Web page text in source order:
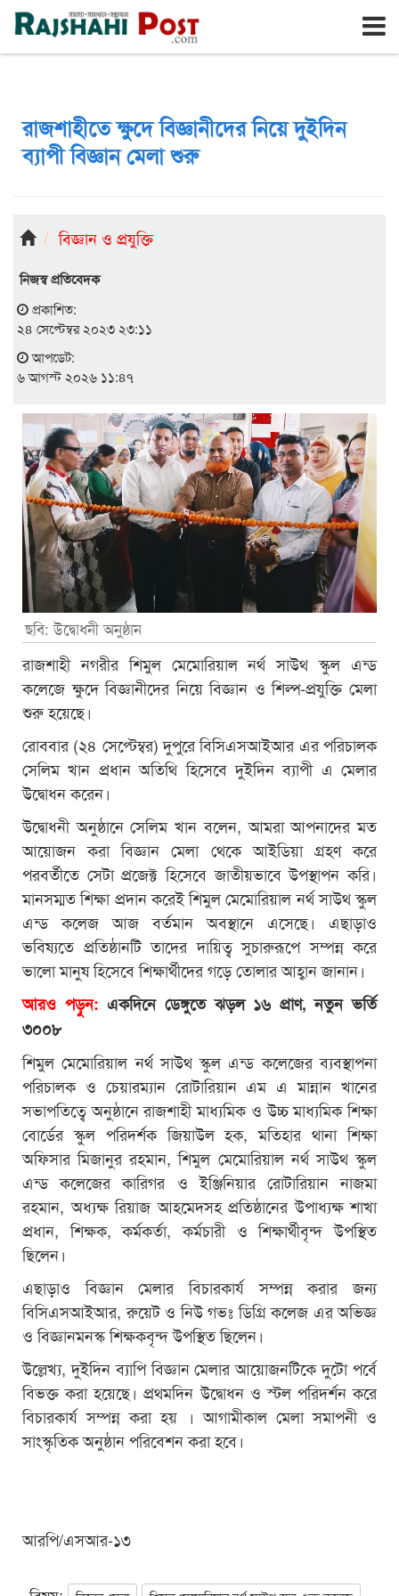
রাজশাহী বৃহঃস্পতিবার, ৬ই আগস্ট ২০২৬, ২৩শে শ্রাবণ ১৪৩৩
রাজশাহীতে ক্ষুদে বিজ্ঞানীদের নিয়ে দুইদিন
ব্যাপী বিজ্ঞান মেলা শুরু
বিজ্ঞান ও প্রযুক্তি
নিজস্ব প্রতিবেদক
প্রকাশিত:
২৪ সেপ্টেম্বর ২০২৩ ২৩:১১
আপডেট:
৬ আগস্ট ২০২৬ ১১:৪৭
ছবি: উদ্বোধনী অনুষ্ঠান
রাজশাহী নগরীর শিমুল মেমোরিয়াল নর্থ সাউথ স্কুল এন্ড
কলেজে ক্ষুদে বিজ্ঞানীদের নিয়ে বিজ্ঞান ও শিল্প-প্রযুক্তি মেলা
শুরু হয়েছে।
রোববার (২৪ সেপ্টেম্বর) দুপুরে বিসিএসআইআর এর পরিচালক
সেলিম খান প্রধান অতিথি হিসেবে দুইদিন ব্যাপী এ মেলার
উদ্বোধন করেন।
উদ্বোধনী অনুষ্ঠানে সেলিম খান বলেন, আমরা আপনাদের মত
আয়োজন করা বিজ্ঞান মেলা থেকে আইডিয়া গ্রহণ করে
পরবর্তীতে সেটা প্রজেক্ট হিসেবে জাতীয়ভাবে উপস্থাপন করি।
মানসম্মত শিক্ষা প্রদান করেই শিমুল মেমোরিয়াল নর্থ সাউথ স্কুল
এন্ড কলেজ আজ বর্তমান অবস্থানে এসেছে। এছাড়াও
ভবিষ্যতে প্রতিষ্ঠানটি তাদের দায়িত্ব সুচারুরূপে সম্পন্ন করে
ভালো মানুষ হিসেবে শিক্ষার্থীদের গড়ে তোলার আহ্বান জানান।
আরও পড়ুন: একদিনে ডেঙ্গুতে ঝড়ল ১৬ প্রাণ, নতুন ভর্তি
৩০০৮
শিমুল মেমোরিয়াল নর্থ সাউথ স্কুল এন্ড কলেজের ব্যবস্থাপনা
পরিচালক ও চেয়ারম্যান রোটারিয়ান এম এ মান্নান খানের
সভাপতিত্বে অনুষ্ঠানে রাজশাহী মাধ্যমিক ও উচ্চ মাধ্যমিক শিক্ষা
বোর্ডের স্কুল পরিদর্শক জিয়াউল হক, মতিহার থানা শিক্ষা
অফিসার মিজানুর রহমান, শিমুল মেমোরিয়াল নর্থ সাউথ স্কুল
এন্ড কলেজের কারিগর ও ইঞ্জিনিয়ার রোটারিয়ান নাজমা
রহমান, অধ্যক্ষ রিয়াজ আহমেদসহ প্রতিষ্ঠানের উপাধ্যক্ষ শাখা
প্রধান, শিক্ষক, কর্মকর্তা, কর্মচারী ও শিক্ষার্থীবৃন্দ উপস্থিত
ছিলেন।
এছাড়াও বিজ্ঞান মেলার বিচারকার্য সম্পন্ন করার জন্য
বিসিএসআইআর, রুয়েট ও নিউ গভঃ ডিগ্রি কলেজ এর অভিজ্ঞ
ও বিজ্ঞানমনস্ক শিক্ষকবৃন্দ উপস্থিত ছিলেন।
উল্লেখ্য, দুইদিন ব্যাপি বিজ্ঞান মেলার আয়োজনটিকে দুটো পর্বে
বিভক্ত করা হয়েছে। প্রথমদিন উদ্বোধন ও স্টল পরিদর্শন করে
বিচারকার্য সম্পন্ন করা হয় । আগামীকাল মেলা সমাপনী ও
সাংস্কৃতিক অনুষ্ঠান পরিবেশন করা হবে।
আরপি/এসআর-১৩